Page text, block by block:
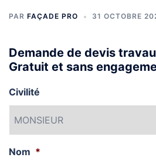
PAR FAÇADE PRO 31 OCTOBRE
Demande de devis
Gratuit et sans
Civilité
Nom *